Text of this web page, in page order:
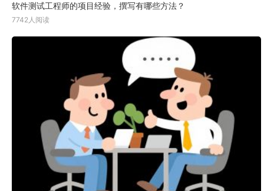
软件测试工程师的项目经验，撰写有哪些方法？
7742人阅读